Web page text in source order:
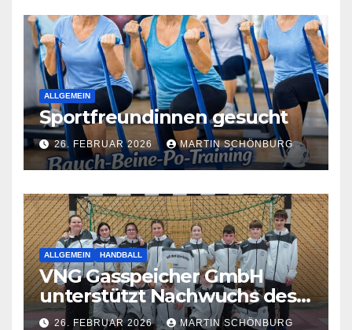
ALLGEMEIN
Sportfreundinnen gesucht
26. FEBRUAR 2026 MARTIN SCHÖNBURG
ALLGEMEIN HANDBALL
VNG Gasspeicher GmbH
unterstützt Nachwuchs des
VfB Bad Lauchstädt
26. FEBRUAR 2026 MARTIN SCHÖNBURG